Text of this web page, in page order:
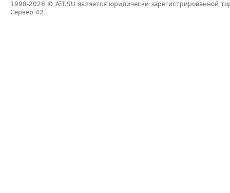
1998-2026 © ATI.SU является юридически зарегистрированной
Сервер 42